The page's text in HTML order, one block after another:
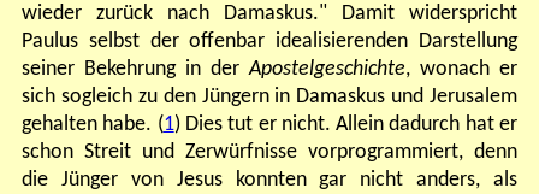
wieder zurück nach Damaskus." Damit widerspricht
Paulus selbst der offenbar idealisierenden Darstellung
seiner Bekehrung in derApostelgeschichte, wonach er
sich sogleich zu den Jüngern in Damaskus und Jerusalem
gehalten habe. (1) Dies tut er nicht. Allein dadurch hat er
schon Streit und Zerwürfnisse vorprogrammiert, denn
die Jünger von Jesus konnten gar nicht anders, als